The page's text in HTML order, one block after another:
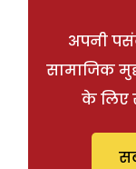
अपनी
सामाजिक
के लिए